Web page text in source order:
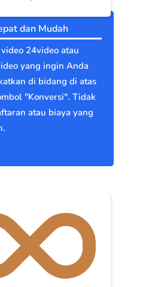
dan Mudah
24video atau
yang ingin Anda
di bidang di atas
"Konversi". Tidak
atau biaya yang